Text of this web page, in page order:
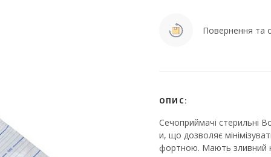
Повернення та
ОПИС:
Сечоприймачі стерильні
и, що дозволяє
фортною. Мають зливний